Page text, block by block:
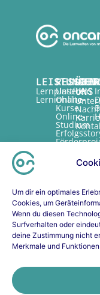
Um dir ein optimales
Cookies, um
Wenn du diesen
Surfverhalten oder
deine Zustimmung nicht
Merkmale und
LEISTUNGEN
Lernplattform
Lerninhalte
Unsere
Online-
Kurse
Online-
Studium
ÜBER
UNS